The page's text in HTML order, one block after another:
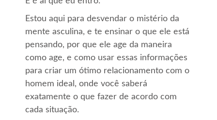
Estou aqui para desvendar o mistério da
mente asculina, e te ensinar o que ele está
pensando, por que ele age da maneira
como age, e como usar essas informações
para criar um ótimo relacionamento com o
homem ideal, onde você saberá
exatamente o que fazer de acordo com
cada situação.